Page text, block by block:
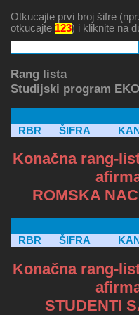
Otkucajte prvi broj šifre
otkucajte 123) i kliknite na
Rang lista
Studijski program
RBR ŠIFRA
Konačna rang-
ROMSKA
RBR ŠIFRA
Konačna rang-
STUDENTI